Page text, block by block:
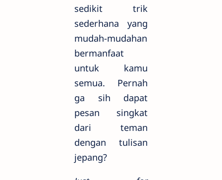
sedikit trik
sederhana yang
mudah-mudahan
bermanfaat
untuk kamu
semua. Pernah
ga sih dapat
pesan singkat
dari teman
dengan tulisan
jepang?